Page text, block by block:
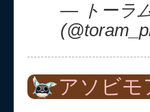
— トーラ
アソビモ